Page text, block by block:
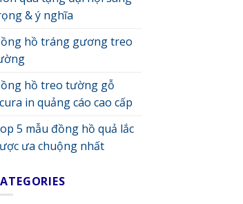
& ý nghĩa
hồ tráng gương treo
hồ treo tường gỗ
in quảng cáo cao cấp
5 mẫu đồng hồ quả lắc
ưa chuộng nhất